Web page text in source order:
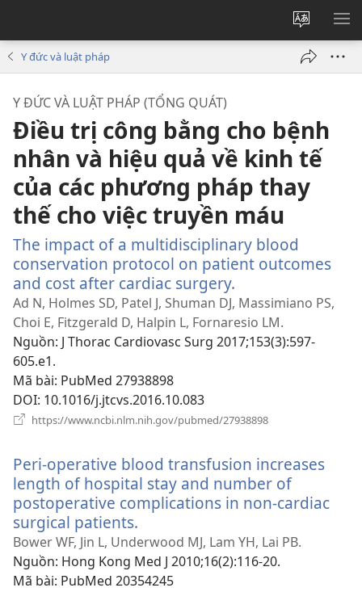
Thay
đổi
ngôn
trang
Y đức và luật pháp
Y ĐỨC VÀ LUẬT PHÁP (TỔNG QUÁT)
Điều trị công bằng cho bệnh
nhân và hiệu quả về kinh tế
của các phương pháp thay
thế cho việc truyền máu
The impact of a multidisciplinary blood
conservation protocol on patient outcomes
and cost after cardiac surgery.
cửa
sổ
mới)
Ad N, Holmes SD, Patel J, Shuman DJ, Massimiano PS,
Choi E, Fitzgerald D, Halpin L, Fornaresio LM.
Nguồn‎: J Thorac Cardiovasc Surg 2017;153(3):597-
605.e1.
Mã bài‎: PubMed 27938898
DOI‎: 10.1016/j.jtcvs.2016.10.083
https://www.ncbi.nlm.nih.gov/pubmed/27938898
mới)
Peri-operative blood transfusion increases
length of hospital stay and number of
postoperative complications in non-cardiac
surgical patients.
cửa
sổ
mới)
Bower WF, Jin L, Underwood MJ, Lam YH, Lai PB.
Nguồn‎: Hong Kong Med J 2010;16(2):116-20.
Mã bài‎: PubMed 20354245